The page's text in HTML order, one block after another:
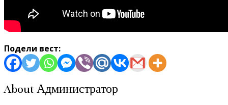
Подели вест:
About Администратор